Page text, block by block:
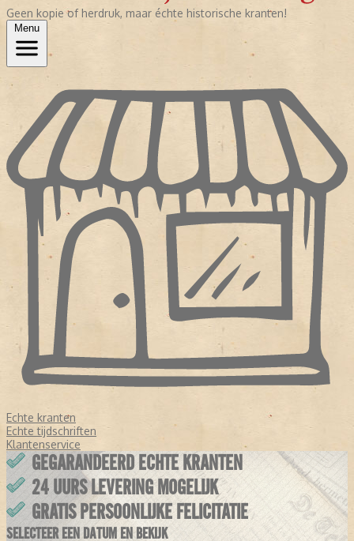
Geen kopie of herdruk, maar échte historische kranten!
Menu
Echte kranten
Echte tijdschriften
Klantenservice
GEGARANDEERD ECHTE KRANTEN
24 UURS LEVERING MOGELIJK
GRATIS PERSOONLIJKE FELICITATIE
SELECTEER EEN DATUM EN BEKIJK